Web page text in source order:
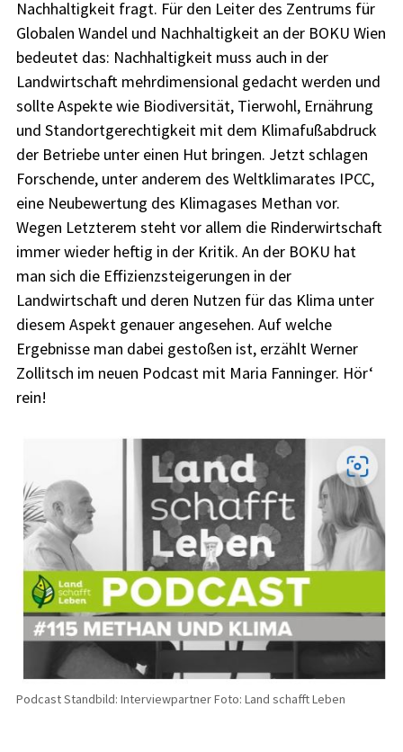
Nachhaltigkeit fragt. Für den Leiter des Zentrums für
Globalen Wandel und Nachhaltigkeit an der BOKU Wien
bedeutet das: Nachhaltigkeit muss auch in der
Landwirtschaft mehrdimensional gedacht werden und
sollte Aspekte wie Biodiversität, Tierwohl, Ernährung
und Standortgerechtigkeit mit dem Klimafußabdruck
der Betriebe unter einen Hut bringen. Jetzt schlagen
Forschende, unter anderem des Weltklimarates IPCC,
eine Neubewertung des Klimagases Methan vor.
Wegen Letzterem steht vor allem die Rinderwirtschaft
immer wieder heftig in der Kritik. An der BOKU hat
man sich die Effizienzsteigerungen in der
Landwirtschaft und deren Nutzen für das Klima unter
diesem Aspekt genauer angesehen. Auf welche
Ergebnisse man dabei gestoßen ist, erzählt Werner
Zollitsch im neuen Podcast mit Maria Fanninger. Hör‘
rein!
Podcast Standbild: Interviewpartner Foto: Land schafft Leben